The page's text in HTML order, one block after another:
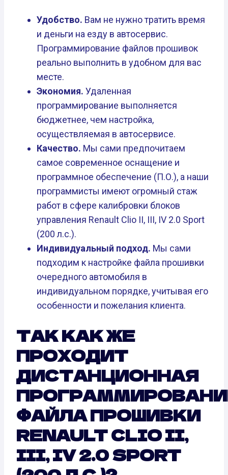
Удобство. Вам не нужно тратить время
и деньги на езду в автосервис.
Программирование файлов прошивок
реально выполнить в удобном для вас
месте.
Экономия. Удаленная
программирование выполняется
бюджетнее, чем настройка,
осуществляемая в автосервисе.
Качество. Мы сами предпочитаем
самое современное оснащение и
программное обеспечение (П.О.), а наши
программисты имеют огромный стаж
работ в сфере калибровки блоков
управления Renault Clio II, III, IV 2.0 Sport
(200 л.с.).
Индивидуальный подход. Мы сами
подходим к настройке файла прошивки
очередного автомобиля в
индивидуальном порядке, учитывая его
особенности и пожелания клиента.
ТАК КАК ЖЕ
ПРОХОДИТ
ДИСТАНЦИОННАЯ
ФАЙЛА ПРОШИВКИ
RENAULT CLIO II,
III, IV 2.0 SPORT